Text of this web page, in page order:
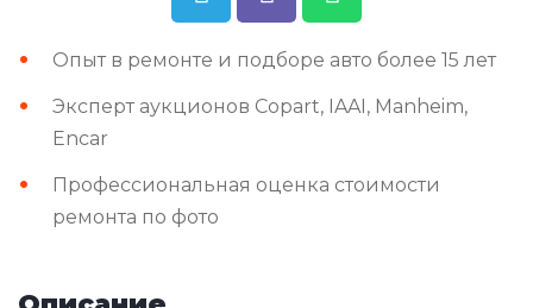
Опыт в ремонте и подборе авто более 15 лет
Эксперт аукционов Copart, IAAI, Manheim,
Encar
Профессиональная оценка стоимости
ремонта по фото